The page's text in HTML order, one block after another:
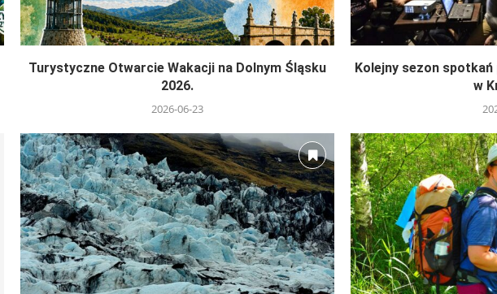
Turystyczne Otwarcie Wakacji na Dolnym Śląsku
2026.
2026-06-23
Kolejny sezon
w